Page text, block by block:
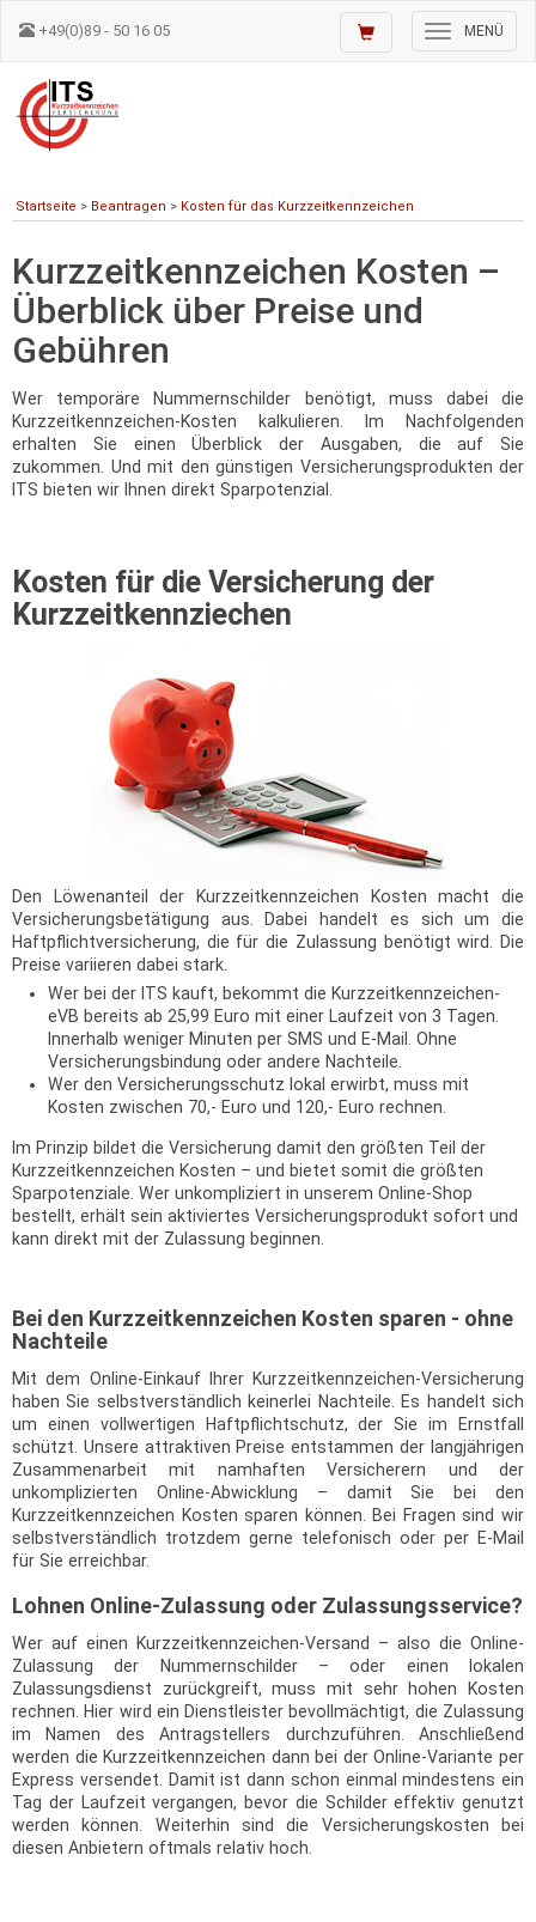
+49(0)89 - 50 16 05
Toggle
navigation
MENÜ
Startseite > Beantragen > Kosten für das Kurzzeitkennzeichen
Kurzzeitkennzeichen Kosten –
Überblick über Preise und
Gebühren
Wer temporäre Nummernschilder benötigt, muss dabei die
Kurzzeitkennzeichen-Kosten kalkulieren. Im Nachfolgenden
erhalten Sie einen Überblick der Ausgaben, die auf Sie
zukommen. Und mit den günstigen Versicherungsprodukten der
ITS bieten wir Ihnen direkt Sparpotenzial.
Kosten für die Versicherung der
Kurzzeitkennziechen
Den Löwenanteil der Kurzzeitkennzeichen Kosten macht die
Versicherungsbetätigung aus. Dabei handelt es sich um die
Haftpflichtversicherung, die für die Zulassung benötigt wird. Die
Preise variieren dabei stark.
Wer bei der ITS kauft, bekommt die Kurzzeitkennzeichen-
eVB bereits ab 25,99 Euro mit einer Laufzeit von 3 Tagen.
Innerhalb weniger Minuten per SMS und E-Mail. Ohne
Versicherungsbindung oder andere Nachteile.
Wer den Versicherungsschutz lokal erwirbt, muss mit
Kosten zwischen 70,- Euro und 120,- Euro rechnen.
Im Prinzip bildet die Versicherung damit den größten Teil der
Kurzzeitkennzeichen Kosten – und bietet somit die größten
Sparpotenziale. Wer unkompliziert in unserem Online-Shop
bestellt, erhält sein aktiviertes Versicherungsprodukt sofort und
kann direkt mit der Zulassung beginnen.
Bei den Kurzzeitkennzeichen Kosten sparen - ohne
Nachteile
Mit dem Online-Einkauf Ihrer Kurzzeitkennzeichen-Versicherung
haben Sie selbstverständlich keinerlei Nachteile. Es handelt sich
um einen vollwertigen Haftpflichtschutz, der Sie im Ernstfall
schützt. Unsere attraktiven Preise entstammen der langjährigen
Zusammenarbeit mit namhaften Versicherern und der
unkomplizierten Online-Abwicklung – damit Sie bei den
Kurzzeitkennzeichen Kosten sparen können. Bei Fragen sind wir
selbstverständlich trotzdem gerne telefonisch oder per E-Mail
für Sie erreichbar.
Lohnen Online-Zulassung oder Zulassungsservice?
Wer auf einen Kurzzeitkennzeichen-Versand – also die Online-
Zulassung der Nummernschilder – oder einen lokalen
Zulassungsdienst zurückgreift, muss mit sehr hohen Kosten
rechnen. Hier wird ein Dienstleister bevollmächtigt, die Zulassung
im Namen des Antragstellers durchzuführen. Anschließend
werden die Kurzzeitkennzeichen dann bei der Online-Variante per
Express versendet. Damit ist dann schon einmal mindestens ein
Tag der Laufzeit vergangen, bevor die Schilder effektiv genutzt
werden können. Weiterhin sind die Versicherungskosten bei
diesen Anbietern oftmals relativ hoch.